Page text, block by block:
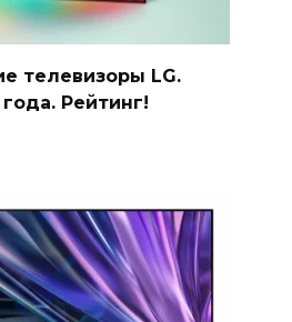
телевизоры LG.
Рейтинг!